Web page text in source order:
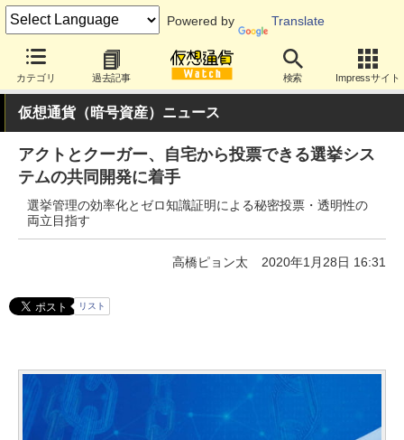
Powered by Translate
カテゴリ 過去記事 検索 Impressサイト
仮想通貨（暗号資産）ニュース
アクトとクーガー、自宅から投票できる選挙シス
テムの共同開発に着手
選挙管理の効率化とゼロ知識証明による秘密投票・透明性の
両立目指す
高橋ピョン太 2020年1月28日 16:31
リスト